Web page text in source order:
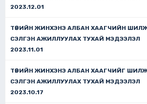
2023.12.01
ТӨРИЙН ЖИНХЭНЭ АЛБАН ХААГЧИЙН
СЭЛГЭН АЖИЛЛУУЛАХ ТУХАЙ МЭДЭЭЛЭЛ
2023.11.01
ТӨРИЙН ЖИНХЭНЭ АЛБАН ХААГЧИЙГ
СЭЛГЭН АЖИЛЛУУЛАХ ТУХАЙ МЭДЭЭЛЭЛ
2023.10.17